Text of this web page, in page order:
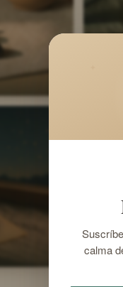
ocho
Por
cinco
calma